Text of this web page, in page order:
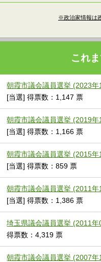
※政治家情報は
これ
朝霞市議会議員選挙 (2023年
[当選] 得票数：1,147 票
朝霞市議会議員選挙 (2019年
[当選] 得票数：1,166 票
朝霞市議会議員選挙 (2015年
[当選] 得票数：859 票
朝霞市議会議員選挙 (2011年
[当選] 得票数：1,386 票
埼玉県議会議員選挙 (2011年
得票数：4,319 票
朝霞市議会議員選挙 (2007年